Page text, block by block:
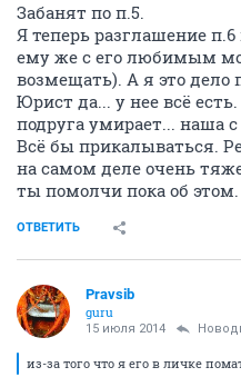
Забанят по п.5.
Я теперь разглашение
ему же с его любимым
возмещать). А я это дело
Юрист да... у нее всё
подруга умирает... наша
Всё бы прикалываться.
на самом деле очень
ты помолчи пока об этом.
ОТВЕТИТЬ
Pravsib
guru
15 июля 2014
из-за того что я его в личке